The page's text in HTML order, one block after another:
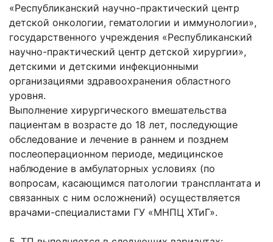
«Республиканский научно-практический центр
детской онкологии, гематологии и иммунологии»,
государственного учреждения «Республиканский
научно-практический центр детской хирургии»,
детскими и детскими инфекционными
организациями здравоохранения областного
уровня.
Выполнение хирургического вмешательства
пациентам в возрасте до 18 лет, последующие
обследование и лечение в раннем и позднем
послеоперационном периоде, медицинское
наблюдение в амбулаторных условиях (по
вопросам, касающимся патологии трансплантата и
связанных с ним осложнений) осуществляется
врачами-специалистами ГУ «МНПЦ ХТиГ».